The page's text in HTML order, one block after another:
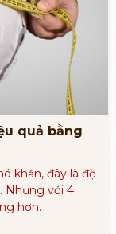
quả bằng
khăn, đây là độ
Nhưng với 4
hơn.